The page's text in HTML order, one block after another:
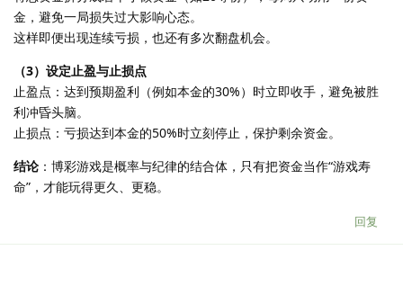
金，避免一局损失过大影响心态。
这样即便出现连续亏损，也还有多次翻盘机会。
（3）设定止盈与止损点
止盈点：达到预期盈利（例如本金的30%）时立即收手，避免被胜
利冲昏头脑。
止损点：亏损达到本金的50%时立刻停止，保护剩余资金。
结论 ：博彩游戏是概率与纪律的结合体，只有把资金当作“游戏寿
命”，才能玩得更久、更稳。
回复